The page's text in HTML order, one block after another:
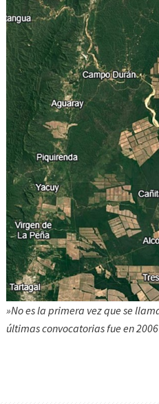
»No es la primera vez que se
últimas convocatorias fue en